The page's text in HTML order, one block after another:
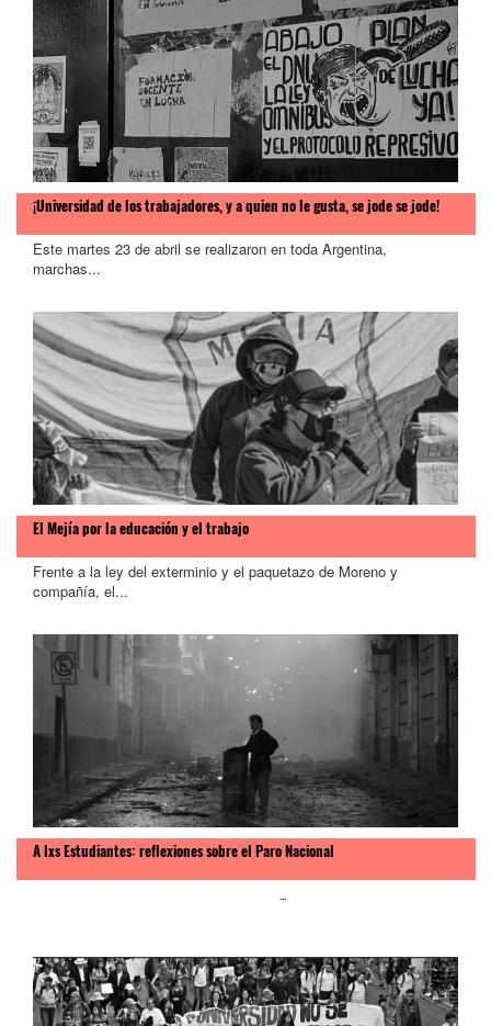
¡Universidad de los trabajadores, y a quien no le gusta, se jode se jode!
Este martes 23 de abril se realizaron en toda Argentina,
marchas...
El Mejía por la educación y el trabajo
Frente a la ley del exterminio y el paquetazo de Moreno y
compañía, el...
A lxs Estudiantes: reflexiones sobre el Paro Nacional